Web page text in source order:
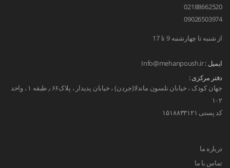
02188662520
09026503974
از شنبه تا چهارشنبه 9 تا 17
ایمیل :Info@mehanpoush.ir
دفتر مرکزی :
جهان کودک ، خیابان نلسون ماندلا(جردن) ، خیابان پدیدار ، پلاک۶۶ ٫ طبقه ۱ ، واحد
۱۰۲
کد پستی ۱۵۱۸۸۳۳۱۲۱
درباره ما
تماس با ما